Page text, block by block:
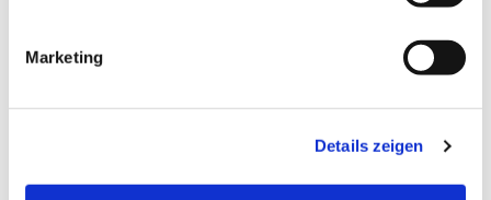
Marketing
Details zeigen
Dies könnte Sie auch interessieren